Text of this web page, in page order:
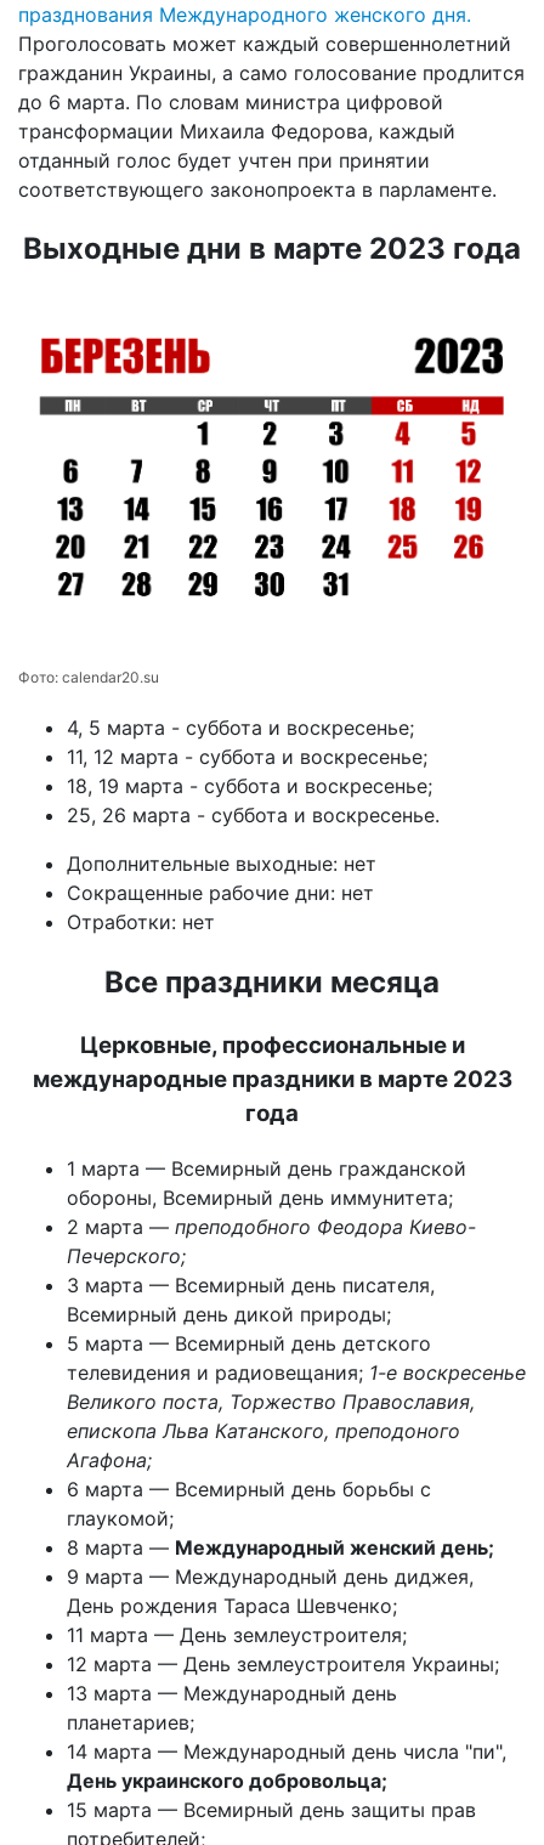
празднования Международного женского дня.
Проголосовать может каждый совершеннолетний
гражданин Украины, а само голосование продлится
до 6 марта. По словам министра цифровой
трансформации Михаила Федорова, каждый
отданный голос будет учтен при принятии
соответствующего законопроекта в парламенте.
Выходные дни в марте 2023 года
Фото: calendar20.su
4, 5 марта - суббота и воскресенье;
11, 12 марта - суббота и воскресенье;
18, 19 марта - суббота и воскресенье;
25, 26 марта - суббота и воскресенье.
Дополнительные выходные: нет
Сокращенные рабочие дни: нет
Отработки: нет
Все праздники месяца
Церковные, профессиональные и
международные праздники в марте 2023
года
1 марта — Всемирный день гражданской
обороны, Всемирный день иммунитета;
2 марта — преподобного Феодора Киево-
Печерского;
3 марта — Всемирный день писателя,
Всемирный день дикой природы;
5 марта — Всемирный день детского
телевидения и радиовещания; 1-е воскресенье
Великого поста, Торжество Православия,
епископа Льва Катанского, преподоного
Агафона;
6 марта — Всемирный день борьбы с
глаукомой;
8 марта — Международный женский день;
9 марта — Международный день диджея,
День рождения Тараса Шевченко;
11 марта — День землеустроителя;
12 марта — День землеустроителя Украины;
13 марта — Международный день
планетариев;
14 марта — Международный день числа "пи",
День украинского добровольца;
15 марта — Всемирный день защиты прав
потребителей;